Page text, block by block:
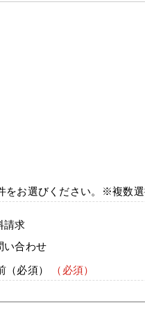
をお選びください。※複数
請求
い合わせ
（必須）